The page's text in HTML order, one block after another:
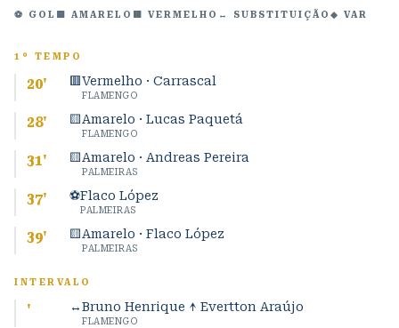
⚽ GOL 🟨 AMARELO 🟥 VERMELHO ↔ SUBSTITUIÇÃO ◆ VAR
1º TEMPO
20' 🟥Vermelho · Carrascal
FLAMENGO
28' 🟨Amarelo · Lucas Paquetá
FLAMENGO
31' 🟨Amarelo · Andreas Pereira
PALMEIRAS
37' ⚽Flaco López
PALMEIRAS
39' 🟨Amarelo · Flaco López
PALMEIRAS
INTERVALO
' ↔Bruno Henrique ↑ Evertton Araújo
FLAMENGO